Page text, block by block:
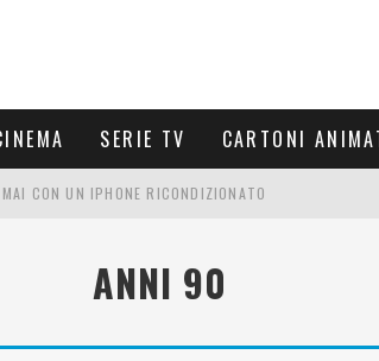
SERIE TV CARTONI
CON UN IPHONE RICONDIZIONATO
ANNI 90